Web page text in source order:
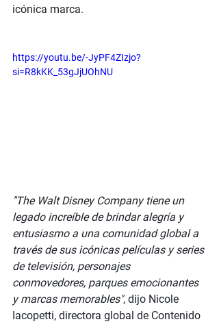
icónica marca.
https://youtu.be/-JyPF4ZIzjo?
si=R8kKK_53gJjUOhNU
"The Walt Disney Company tiene un
legado increíble de brindar alegría y
entusiasmo a una comunidad global a
través de sus icónicas películas y series
de televisión, personajes
conmovedores, parques emocionantes
y marcas memorables", dijo Nicole
Iacopetti, directora global de Contenido